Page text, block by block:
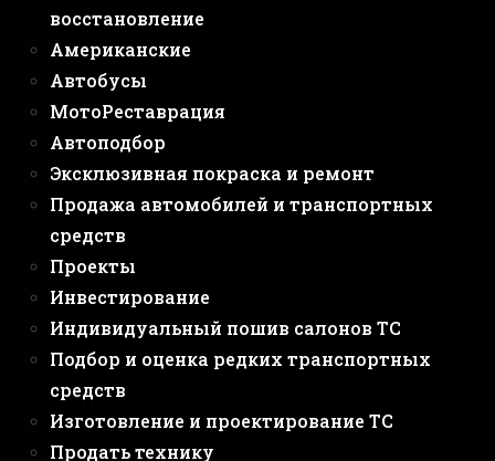
восстановление
Американские
Автобусы
МотоРеставрация
Автоподбор
Эксклюзивная покраска и ремонт
Продажа автомобилей и транспортных
средств
Проекты
Инвестирование
Индивидуальный пошив салонов ТС
Подбор и оценка редких транспортных
средств
Изготовление и проектирование ТС
Продать технику